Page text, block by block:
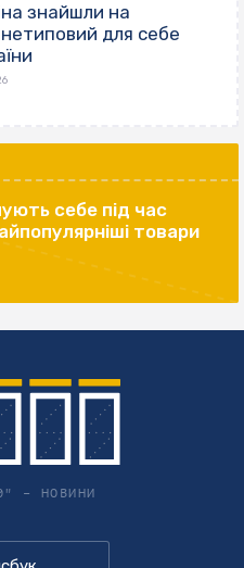
знайшли на
для себе
себе під час
товари
– НОВИНИ